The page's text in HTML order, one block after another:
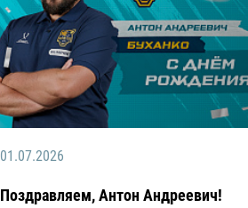
01.07.2026
Поздравляем, Антон Андреевич!